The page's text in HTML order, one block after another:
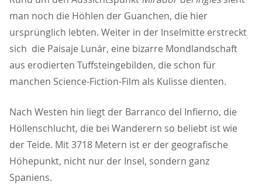
man noch die Höhlen der Guanchen, die hier
ursprünglich lebten. Weiter in der Inselmitte erstreckt
sich die Paisaje Lunár, eine bizarre Mondlandschaft
aus erodierten Tuffsteingebilden, die schon für
manchen Science-Fiction-Film als Kulisse dienten.
Nach Westen hin liegt der Barranco del Infierno, die
Höllenschlucht, die bei Wanderern so beliebt ist wie
der Teide. Mit 3718 Metern ist er der geografische
Höhepunkt, nicht nur der Insel, sondern ganz
Spaniens.